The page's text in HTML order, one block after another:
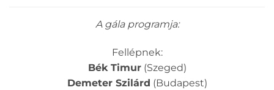
A gála programja:
Fellépnek:
Bék Timur(Szeged)
Demeter Szilárd (Budapest)